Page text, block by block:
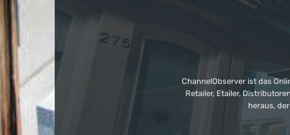
ChannelObserver ist das
Retailer, Etailer,
heraus,